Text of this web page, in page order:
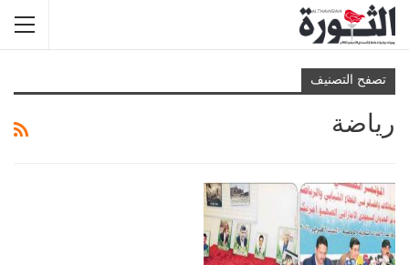
تصفح التصنيف
رياضة